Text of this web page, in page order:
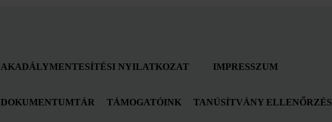
AKADÁLYMENTESÍTÉSI NYILATKOZAT IMPRESSZUM
DOKUMENTUMTÁR TÁMOGATÓINK TANÚSÍTVÁNY ELLENŐRZÉS